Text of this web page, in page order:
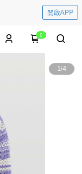
開啟APP
0
1/4